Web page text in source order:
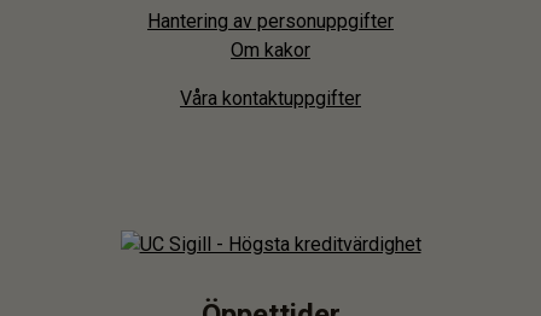
Hantering av personuppgifter
Om kakor
Våra kontaktuppgifter